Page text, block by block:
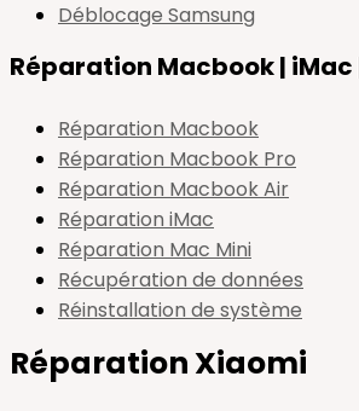
Déblocage Samsung
Réparation Macbook | iMac
Réparation Macbook
Réparation Macbook Pro
Réparation Macbook Air
Réparation iMac
Réparation Mac Mini
Récupération de données
Réinstallation de système
Réparation Xiaomi